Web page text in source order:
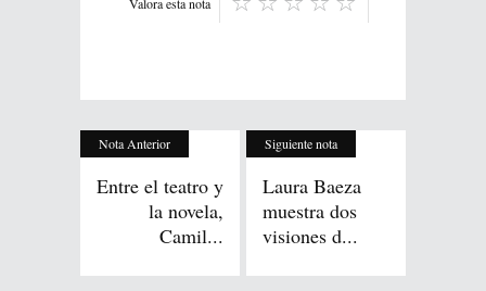
Nota Anterior
Entre el teatro y
la novela,
Camil...
Siguiente nota
Laura Baeza
muestra dos
visiones d...